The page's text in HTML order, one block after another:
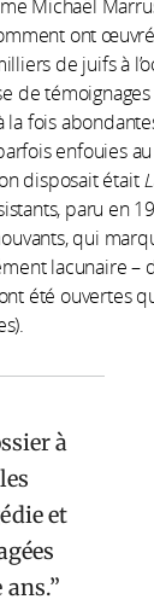
Michaël
ont
de juifs à
de
la fois
enfouies
disposait était
paru en
qui
lacunaire –
été ouvertes
à
et
ans.